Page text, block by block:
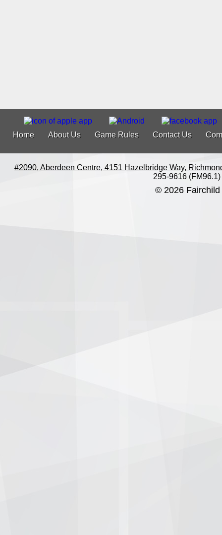
Home About Us Game Rules Contact Us
#2090, Aberdeen Centre, 4151 Hazelbridge Way,
295-9616 (FM96.1)
© 2026 Fairchild